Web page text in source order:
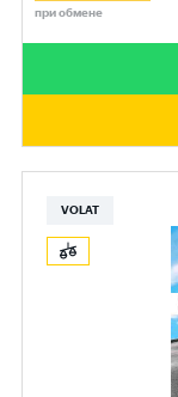
при обмене
VOLAT